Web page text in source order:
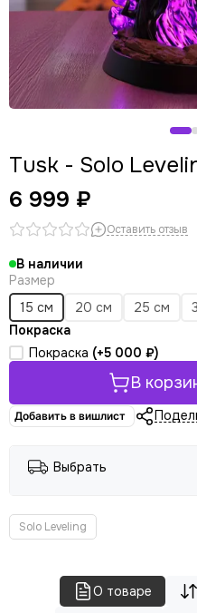
Tusk - Solo
6 999 ₽
Оставить отзыв
В наличии
Размер
15 см
20 см 25 см
Покраска
Покраска (+5 000 ₽)
В
Добавить в вишлист
Выбрать
Solo Leveling
О товаре